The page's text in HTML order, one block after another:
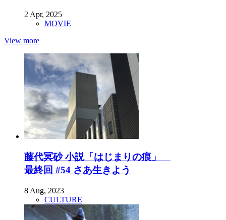
2 Apr, 2025
MOVIE
View more
藤代冥砂 小説「はじまりの痕」
最終回 #54 さあ生きよう
8 Aug, 2023
CULTURE